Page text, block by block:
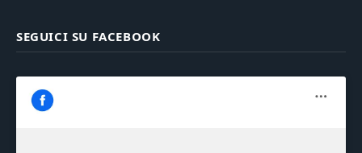
SEGUICI SU FACEBOOK